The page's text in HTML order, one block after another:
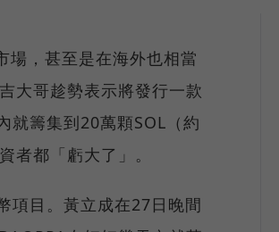
場，甚至是在海外也相當
大哥趁勢表示將發行一款
就籌集到20萬顆SOL（約
者都「虧大了」。
項目。黃立成在27日晚間